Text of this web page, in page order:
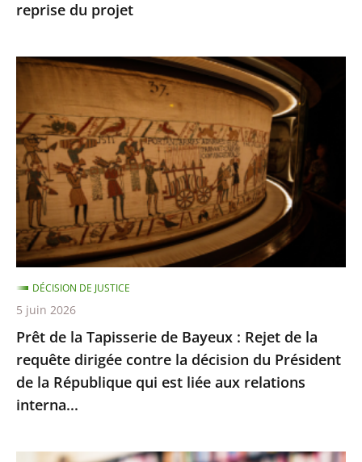
Toulouse
la
reprise
projet
reprise du projet
Prêt
la
Tapisserie
de
Bayeux
:
Rejet
de
la
requête
dirigée
contre
la
décision
du
de
Prêt de la Tapisserie de Bayeux : Rejet de la
requête dirigée contre la décision du Président
de la République qui est liée aux relations
interna...
DÉCISION DE JUSTICE
5 juin 2026